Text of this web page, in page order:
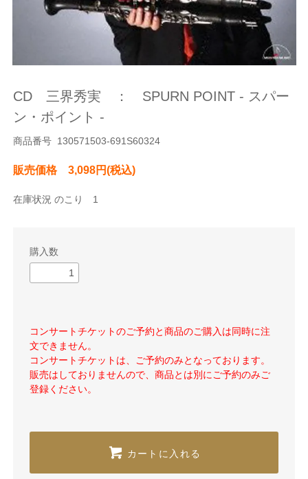
CD 三界秀実 ： SPURN POINT - スパー
ン・ポイント -
商品番号 130571503-691S60324
販売価格 3,098円(税込)
在庫状況 のこり 1
購入数
コンサートチケットのご予約と商品のご購入は同時に注
文できません。
コンサートチケットは、ご予約のみとなっております。
販売はしておりませんので、商品とは別にご予約のみご
登録ください。
カートに入れる